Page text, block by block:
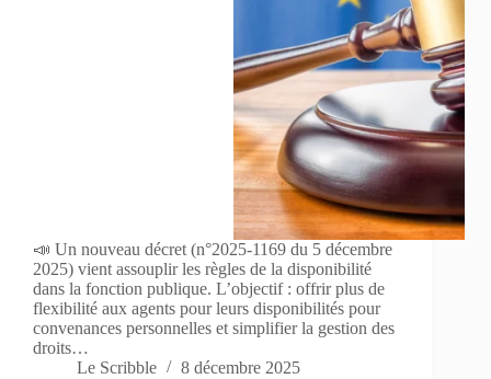
📣 Un nouveau décret (n°2025-1169 du 5 décembre
2025) vient assouplir les règles de la disponibilité
dans la fonction publique. L’objectif : offrir plus de
flexibilité aux agents pour leurs disponibilités pour
convenances personnelles et simplifier la gestion des
droits…
Le Scribble
8 décembre 2025